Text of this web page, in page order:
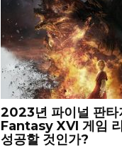
2023년 파이널 판
Fantasy XVI 게임
성공할 것인가?